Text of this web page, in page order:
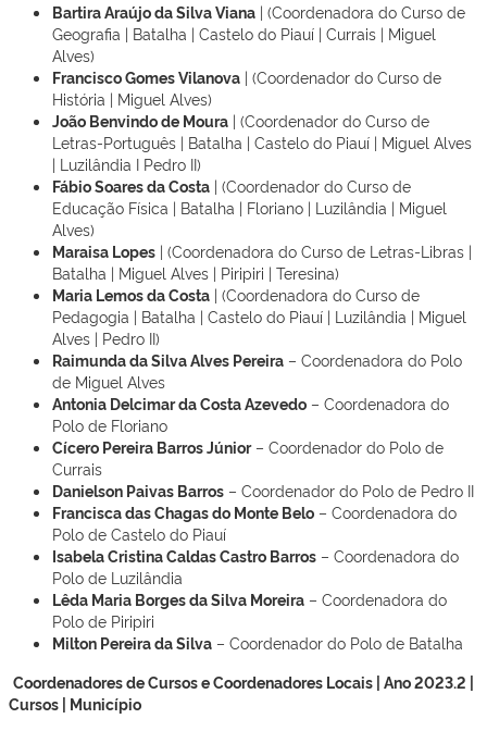
Bartira Araújo da Silva Viana | (Coordenadora do Curso de
Geografia | Batalha | Castelo do Piauí | Currais | Miguel
Alves)
Francisco Gomes Vilanova | (Coordenador do Curso de
História | Miguel Alves)
João Benvindo de Moura | (Coordenador do Curso de
Letras-Português | Batalha | Castelo do Piauí | Miguel Alves
| Luzilândia I Pedro II)
Fábio Soares da Costa | (Coordenador do Curso de
Educação Física | Batalha | Floriano | Luzilândia | Miguel
Alves)
Maraisa Lopes | (Coordenadora do Curso de Letras-Libras |
Batalha | Miguel Alves | Piripiri | Teresina)
Maria Lemos da Costa | (Coordenadora do Curso de
Pedagogia | Batalha | Castelo do Piauí | Luzilândia | Miguel
Alves | Pedro II)
Raimunda da Silva Alves Pereira – Coordenadora do Polo
de Miguel Alves
Antonia Delcimar da Costa Azevedo – Coordenadora do
Polo de Floriano
Cícero Pereira Barros Júnior– Coordenador do Polo de
Currais
Danielson Paivas Barros – Coordenador do Polo de Pedro II
Francisca das Chagas do Monte Belo – Coordenadora do
Polo de Castelo do Piauí
Isabela Cristina Caldas Castro Barros – Coordenadora do
Polo de Luzilândia
Lêda Maria Borges da Silva Moreira – Coordenadora do
Polo de Piripiri
Milton Pereira da Silva – Coordenador do Polo de Batalha
Coordenadores de Cursos e Coordenadores Locais | Ano 2023.2 |
Cursos | Município